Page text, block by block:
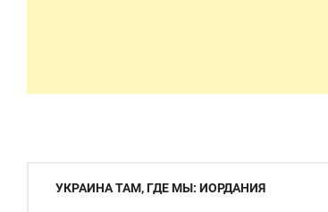
Навигация
УКРАИНА ТАМ, ГДЕ МЫ: ИОРДАНИЯ